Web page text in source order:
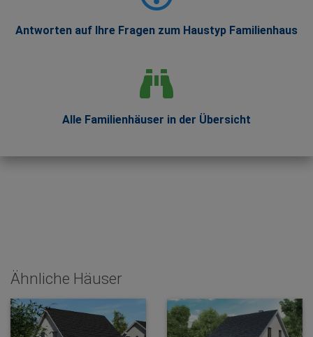
Antworten auf Ihre Fragen zum Haustyp Familienhaus
Alle Familienhäuser in der Übersicht
Ähnliche Häuser